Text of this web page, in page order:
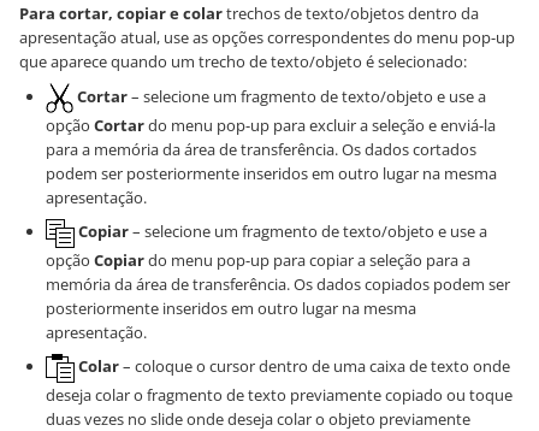
Para cortar, copiar e colartrechos de texto/objetos dentro da
apresentação atual, use as opções correspondentes do menu pop-up
que aparece quando um trecho de texto/objeto é selecionado:
Cortar– selecione um fragmento de texto/objeto e use a
opção Cortardo menu pop-up para excluir a seleção e enviá-la
para a memória da área de transferência. Os dados cortados
podem ser posteriormente inseridos em outro lugar na mesma
apresentação.
Copiar– selecione um fragmento de texto/objeto e use a
opção Copiardo menu pop-up para copiar a seleção para a
memória da área de transferência. Os dados copiados podem ser
posteriormente inseridos em outro lugar na mesma
apresentação.
Colar– coloque o cursor dentro de uma caixa de texto onde
deseja colar o fragmento de texto previamente copiado ou toque
duas vezes no slide onde deseja colar o objeto previamente